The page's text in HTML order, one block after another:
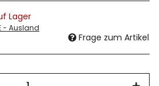
Lager
- Ausland
Frage zum Artikel